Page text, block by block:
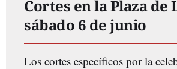
Cortes en la Plaza de
sábado 6 de junio
Los cortes específicos por la